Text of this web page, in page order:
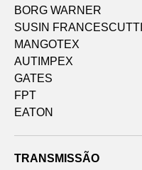
BORG WARNER
SUSIN FRANCESCUTTI
MANGOTEX
AUTIMPEX
GATES
FPT
EATON
TRANSMISSÃO